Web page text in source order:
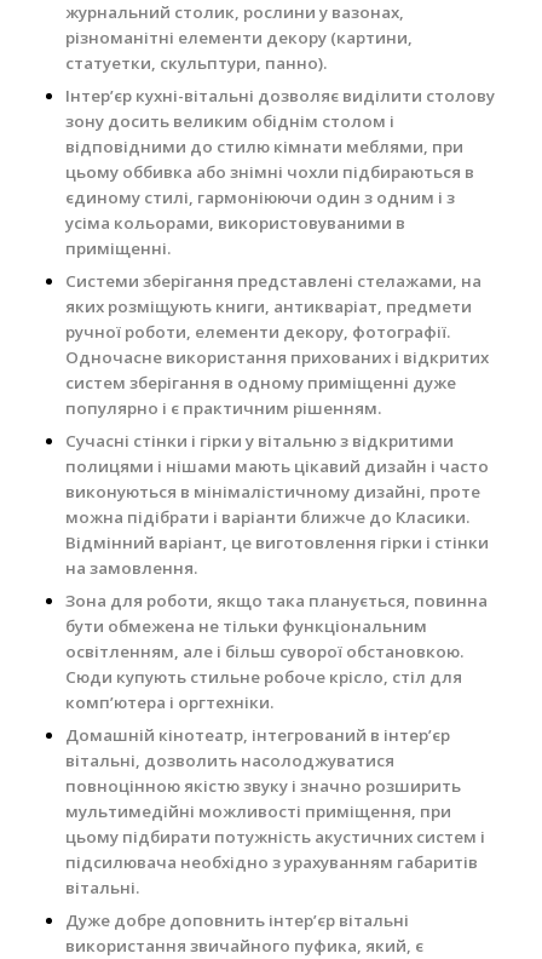
журнальний столик, рослини у вазонах,
різноманітні елементи декору (картини,
статуетки, скульптури, панно).
Інтер’єр кухні-вітальні дозволяє виділити столову
зону досить великим обіднім столом і
відповідними до стилю кімнати меблями, при
цьому оббивка або знімні чохли підбираються в
єдиному стилі, гармоніюючи один з одним і з
усіма кольорами, використовуваними в
приміщенні.
Системи зберігання представлені стелажами, на
яких розміщують книги, антикваріат, предмети
ручної роботи, елементи декору, фотографії.
Одночасне використання прихованих і відкритих
систем зберігання в одному приміщенні дуже
популярно і є практичним рішенням.
Сучасні стінки і гірки у вітальню з відкритими
полицями і нішами мають цікавий дизайн і часто
виконуються в мінімалістичному дизайні, проте
можна підібрати і варіанти ближче до Класики.
Відмінний варіант, це виготовлення гірки і стінки
на замовлення.
Зона для роботи, якщо така планується, повинна
бути обмежена не тільки функціональним
освітленням, але і більш суворої обстановкою.
Сюди купують стильне робоче крісло, стіл для
комп’ютера і оргтехніки.
Домашній кінотеатр, інтегрований в інтер’єр
вітальні, дозволить насолоджуватися
повноцінною якістю звуку і значно розширить
мультимедійні можливості приміщення, при
цьому підбирати потужність акустичних систем і
підсилювача необхідно з урахуванням габаритів
вітальні.
Дуже добре доповнить інтер’єр вітальні
використання звичайного пуфика, який, є